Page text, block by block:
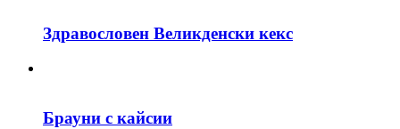
Здравословен Великденски кекс
Брауни с кайсии